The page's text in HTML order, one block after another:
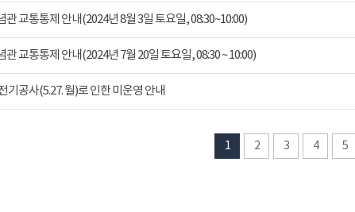
관 교통통제 안내(2024년 8월 3일 토요일, 08:30~10:00)
관 교통통제 안내(2024년 7월 20일 토요일, 08:30 ~ 10:00)
기공사(5.27. 월)로 인한 미운영 안내
1 2 3 4 5